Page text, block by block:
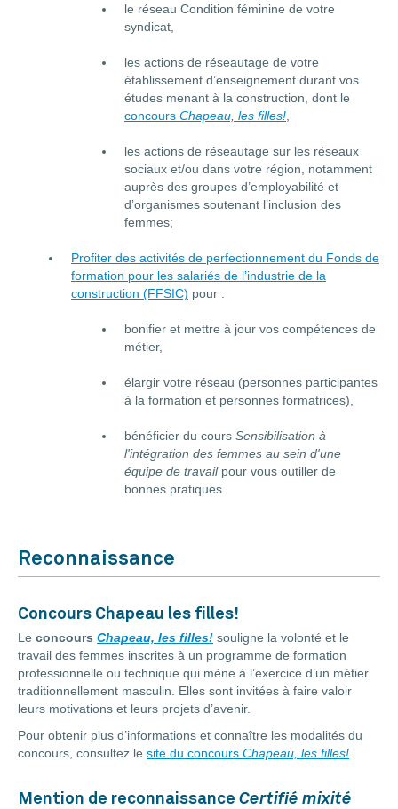
le réseau Condition féminine de votre
syndicat,
les actions de réseautage de votre
établissement d’enseignement durant vos
études menant à la construction, dont le
concours Chapeau, les filles!
les actions de réseautage sur les réseaux
sociaux et/ou dans votre région, notamment
auprès des groupes d’employabilité et
d’organismes soutenant l’inclusion des
femmes;
Profiter des activités de perfectionnement du Fonds de
formation pour les salariés de l’industrie de la
construction (FFSIC) pour :
bonifier et mettre à jour vos compétences de
métier,
élargir votre réseau (personnes participantes
à la formation et personnes formatrices),
bénéficier du cours Sensibilisation à
l'intégration des femmes au sein d'une
équipe de travailpour vous outiller de
bonnes pratiques.
Reconnaissance
Concours Chapeau les filles!
Le concours Chapeau, les filles! souligne la volonté et le
travail des femmes inscrites à un programme de formation
professionnelle ou technique qui mène à l’exercice d’un métier
traditionnellement masculin. Elles sont invitées à faire valoir
leurs motivations et leurs projets d’avenir.
Pour obtenir plus d’informations et connaître les modalités du
concours, consultez le site du concours Chapeau, les filles!
Mention de reconnaissance Certifié mixité